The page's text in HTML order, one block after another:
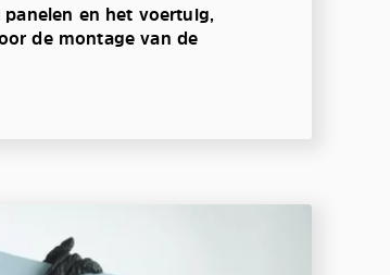
en het voertuig,
de montage van de